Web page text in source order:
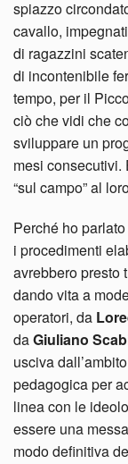
spiazzo
cavallo,
di ragazzini
di incontenibile
tempo, per il
ciò che vidi che
sviluppare un
mesi consecutivi.
“sul campo” al
Perché ho
i procedimenti
avrebbero presto
dando vita a
operatori, da
daGiuliano
usciva
pedagogica per
linea con le
essere una
modo definitiva